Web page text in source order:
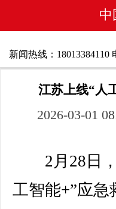
中
新闻热线：18013384110
江苏上线“人
2026-03-01
2月28日，
工智能+”应